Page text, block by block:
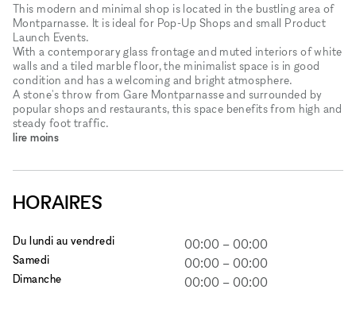
This modern and minimal shop is located in the bustling area of
Montparnasse. It is ideal for Pop-Up Shops and small Product
Launch Events.
With a contemporary glass frontage and muted interiors of white
walls and a tiled marble floor, the minimalist space is in good
condition and has a welcoming and bright atmosphere.
A stone's throw from Gare Montparnasse and surrounded by
popular shops and restaurants, this space benefits from high and
steady foot traffic.
lire moins
HORAIRES
Du lundi au vendredi 00:00 – 00:00
Samedi 00:00 – 00:00
Dimanche 00:00 – 00:00